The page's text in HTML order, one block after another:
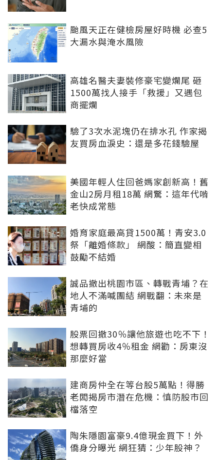
颱風天正在健檢房屋好時機 必查5
大漏水與淹水風險
高雄名醫夫妻裝修豪宅變爛尾 砸
1500萬找人接手「救援」又遇包
商擺爛
驗了3次水泥塊仍在排水孔 作家揭
友買房血淚史：還是多花錢驗屋
美國年輕人住回爸媽家創新高！舊
金山2房月租18萬 網驚：這年代啃
老快成常態
婚育家庭最高貸1500萬！青安3.0
祭「離婚條款」 網酸：簡直變相
鼓勵不結婚
誠品撤出桃園市區、轉戰青埔？在
地人不滿喊團結 網戰翻：未來是
青埔的
股票回撤30％讓他旅遊也吃不下！
想轉買房收4％租金 網勸：房東沒
那麼好當
建商房仲全在等台股5萬點！得勝
老闆揭房市潛在危機：慎防股市回
檔落空
陶朱隱園富豪9.4億現金買下！外
僑身分曝光 網狂猜：少年股神？